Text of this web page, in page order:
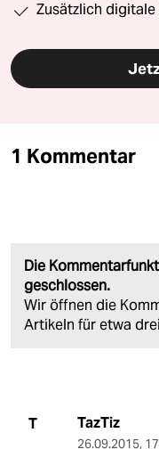
Zusätzlich
1 Kommentar
Die
geschlossen.
Wir öffnen die
Artikeln für etwa
T TazTiz
26.09.2015,